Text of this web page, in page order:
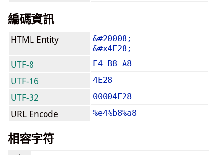
編碼資訊
HTML Entity
&#20008;
&#x4E28;
UTF-8 E4 B8 A8
UTF-16 4E28
UTF-32 00004E28
URL Encode %e4%b8%a8
相容字符